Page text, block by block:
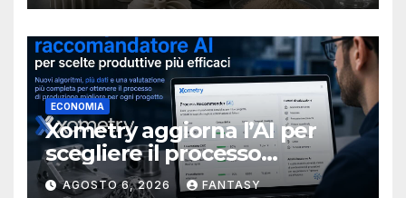
ECONOMIA
Xometry aggiorna l’AI per
scegliere il processo
produttivo più adatto
AGOSTO 6, 2026 FANTASY